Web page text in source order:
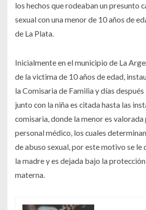
los hechos que rodeaban un presunto
sexual con una menor de 10 años de
de La Plata.
Inicialmente en el municipio de La
de la victima de 10 años de edad,
la Comisaria de Familia y días
junto con la niña es citada hasta las
comisaria, donde la menor es
personal médico, los cuales
de abuso sexual, por este motivo se le
la madre y es dejada bajo la
materna.